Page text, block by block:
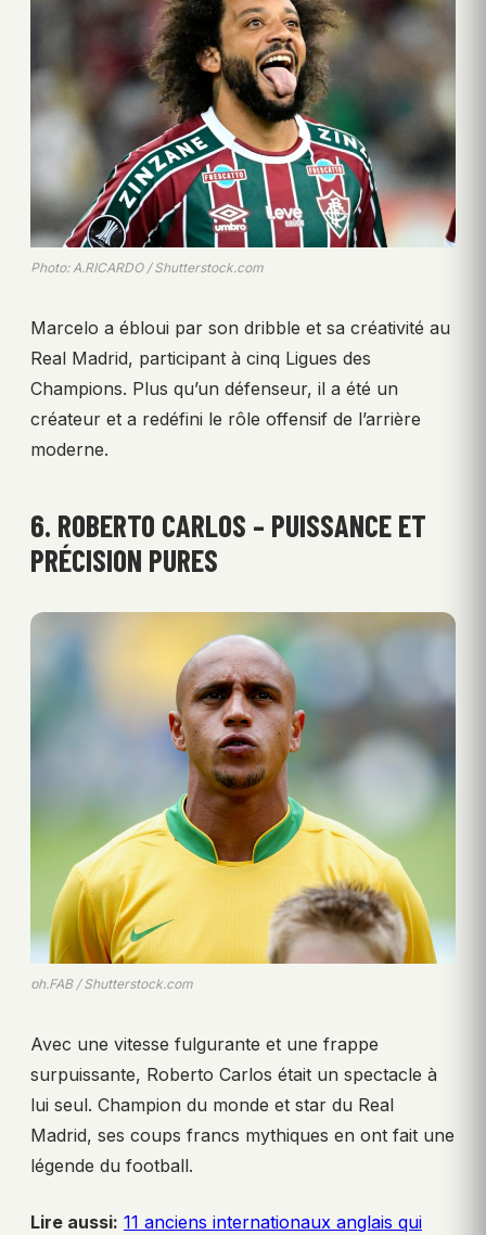
Photo: A.RICARDO / Shutterstock.com
Marcelo a ébloui par son dribble et sa créativité au
Real Madrid, participant à cinq Ligues des
Champions. Plus qu’un défenseur, il a été un
créateur et a redéfini le rôle offensif de l’arrière
moderne.
6. ROBERTO CARLOS – PUISSANCE ET
PRÉCISION PURES
ph.FAB / Shutterstock.com
Avec une vitesse fulgurante et une frappe
surpuissante, Roberto Carlos était un spectacle à
lui seul. Champion du monde et star du Real
Madrid, ses coups francs mythiques en ont fait une
légende du football.
Lire aussi: 11 anciens internationaux anglais qui